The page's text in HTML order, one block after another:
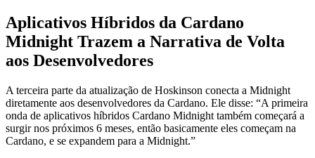
Aplicativos Híbridos da Cardano
Midnight Trazem a Narrativa de Volta
aos Desenvolvedores
A terceira parte da atualização de Hoskinson conecta a Midnight
diretamente aos desenvolvedores da Cardano. Ele disse: “A primeira
onda de aplicativos híbridos Cardano Midnight também começará a
surgir nos próximos 6 meses, então basicamente eles começam na
Cardano, e se expandem para a Midnight.”